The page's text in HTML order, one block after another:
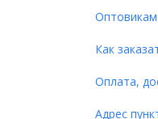
Оптовикам
Как
Оплата,
Адрес